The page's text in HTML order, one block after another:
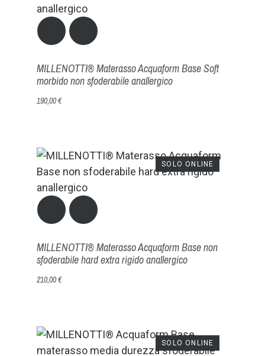
MILLENOTTI® Materasso Acquaform Base Soft
morbido non sfoderabile anallergico
190,00 €
MILLENOTTI® Materasso Acquaform Base non
sfoderabile hard extra rigido anallergico
210,00 €
SOLO ONLINE
SOLO ONLINE